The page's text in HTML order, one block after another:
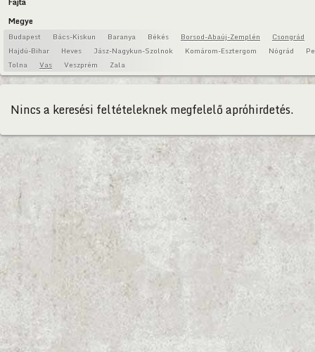
Megye
Budapest Bács-Kiskun Baranya Békés Borsod-Abaúj-Zemplén
Csongrád
Hajdú-Bihar
Heves Jász-Nagykun-Szolnok Komárom-Esztergom Nógrád
Tolna
Vas Veszprém Zala
Nincs a keresési feltételeknek megfelelő apróhirdetés.